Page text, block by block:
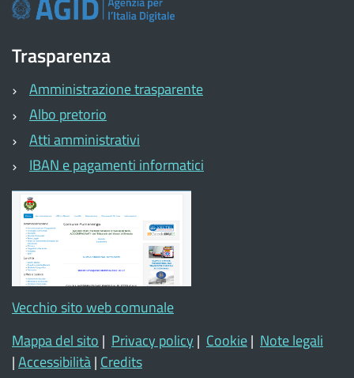
Trasparenza
Amministrazione trasparente
Albo pretorio
Atti amministrativi
IBAN e pagamenti informatici
Vecchio sito web comunale
Mappa del sito | Privacy policy | Cookie| Note legali
|Accessibilità| Credits